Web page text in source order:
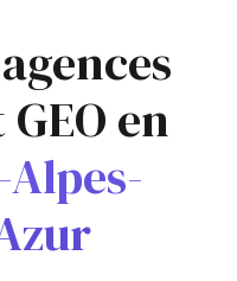
en